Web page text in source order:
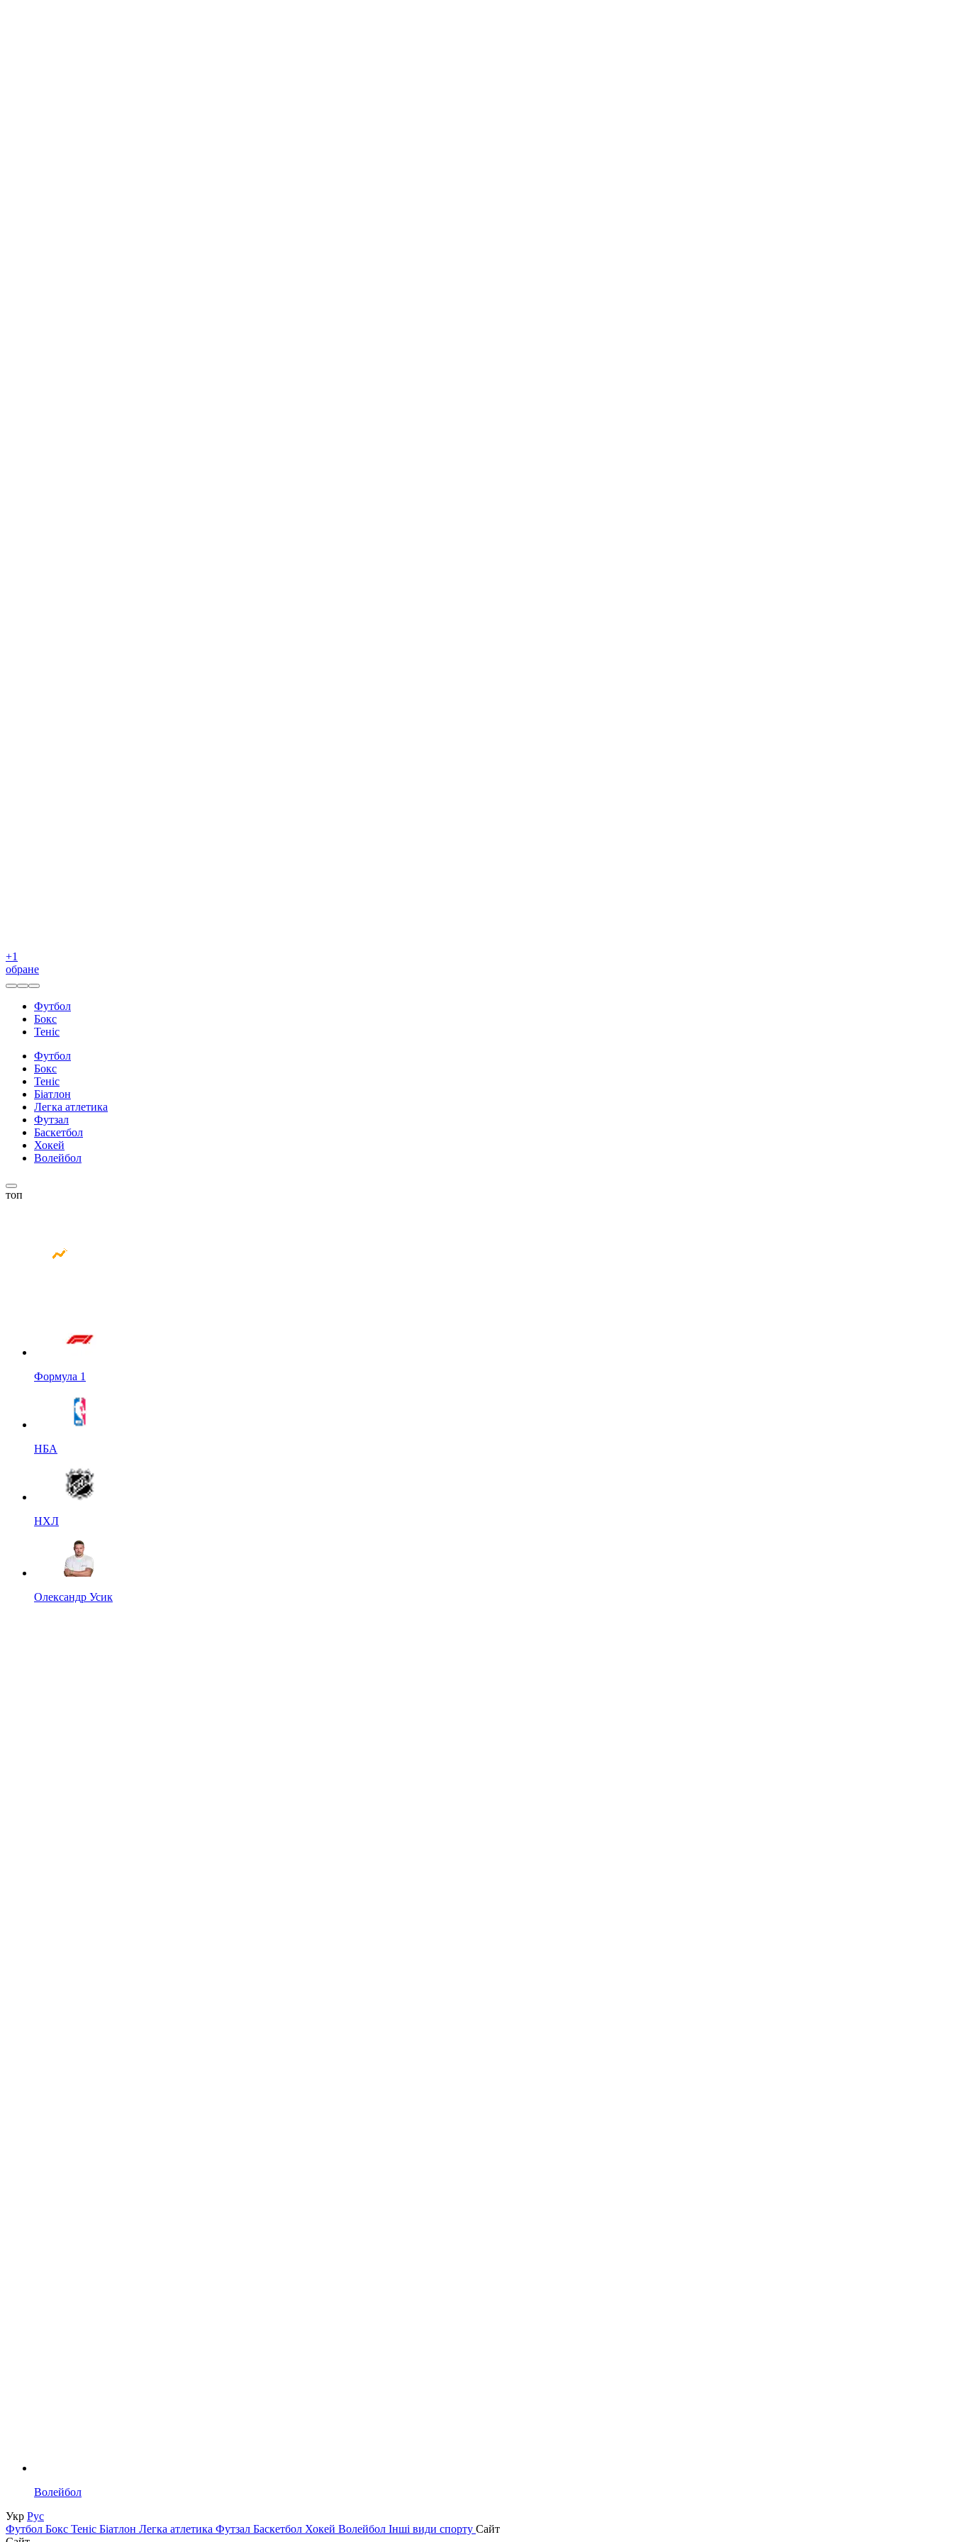
+1
обране
Футбол
Бокс
Теніс
Футбол
Бокс
Теніс
Біатлон
Легка атлетика
Футзал
Баскетбол
Хокей
Волейбол
топ
Формула 1
НБА
НХЛ
Олександр Усик
Волейбол
Укр Рус
Футбол Бокс Теніс Біатлон Легка атлетика Футзал Баскетбол Хокей Волейбол Інші види спорту Сайт